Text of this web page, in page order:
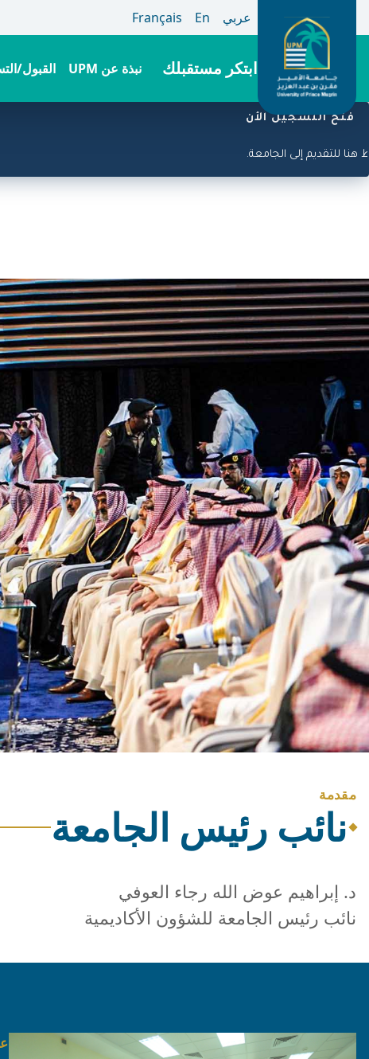
تجاوز
المحتوى
عربي En
Français
ابتكر مستقبلك نبذة عن UPM القبول/
فتح التسجيل الأن
اضغط هنا للتقديم إلى الجامعة.
مقدمة
نائب رئيس الجامعة
د. إبراهيم عوض الله رجاء العوفي
نائب رئيس الجامعة للشؤون الأكاديمية